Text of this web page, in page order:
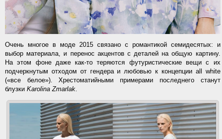
Очень многое в моде 2015 связано с романтикой семидесятых: и
выбор материала, и перенос акцентов с деталей на общую картину.
На этом фоне даже как-то теряются футуристические вещи с их
подчеркнутым отходом от гендера и любовью к концепции all white
(«все белое»). Хрестоматийными примерами последнего станут
блузки Karolina Zmarlak.